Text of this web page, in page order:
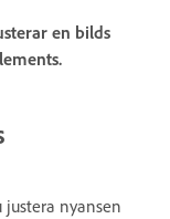
en bilds
nyansen